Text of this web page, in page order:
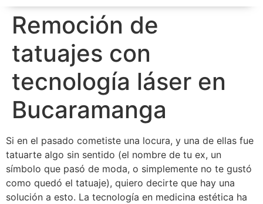
Remoción de
tatuajes con
tecnología láser en
Bucaramanga
Si en el pasado cometiste una locura, y una de ellas fue
tatuarte algo sin sentido (el nombre de tu ex, un
símbolo que pasó de moda, o simplemente no te gustó
como quedó el tatuaje), quiero decirte que hay una
solución a esto. La tecnología en medicina estética ha